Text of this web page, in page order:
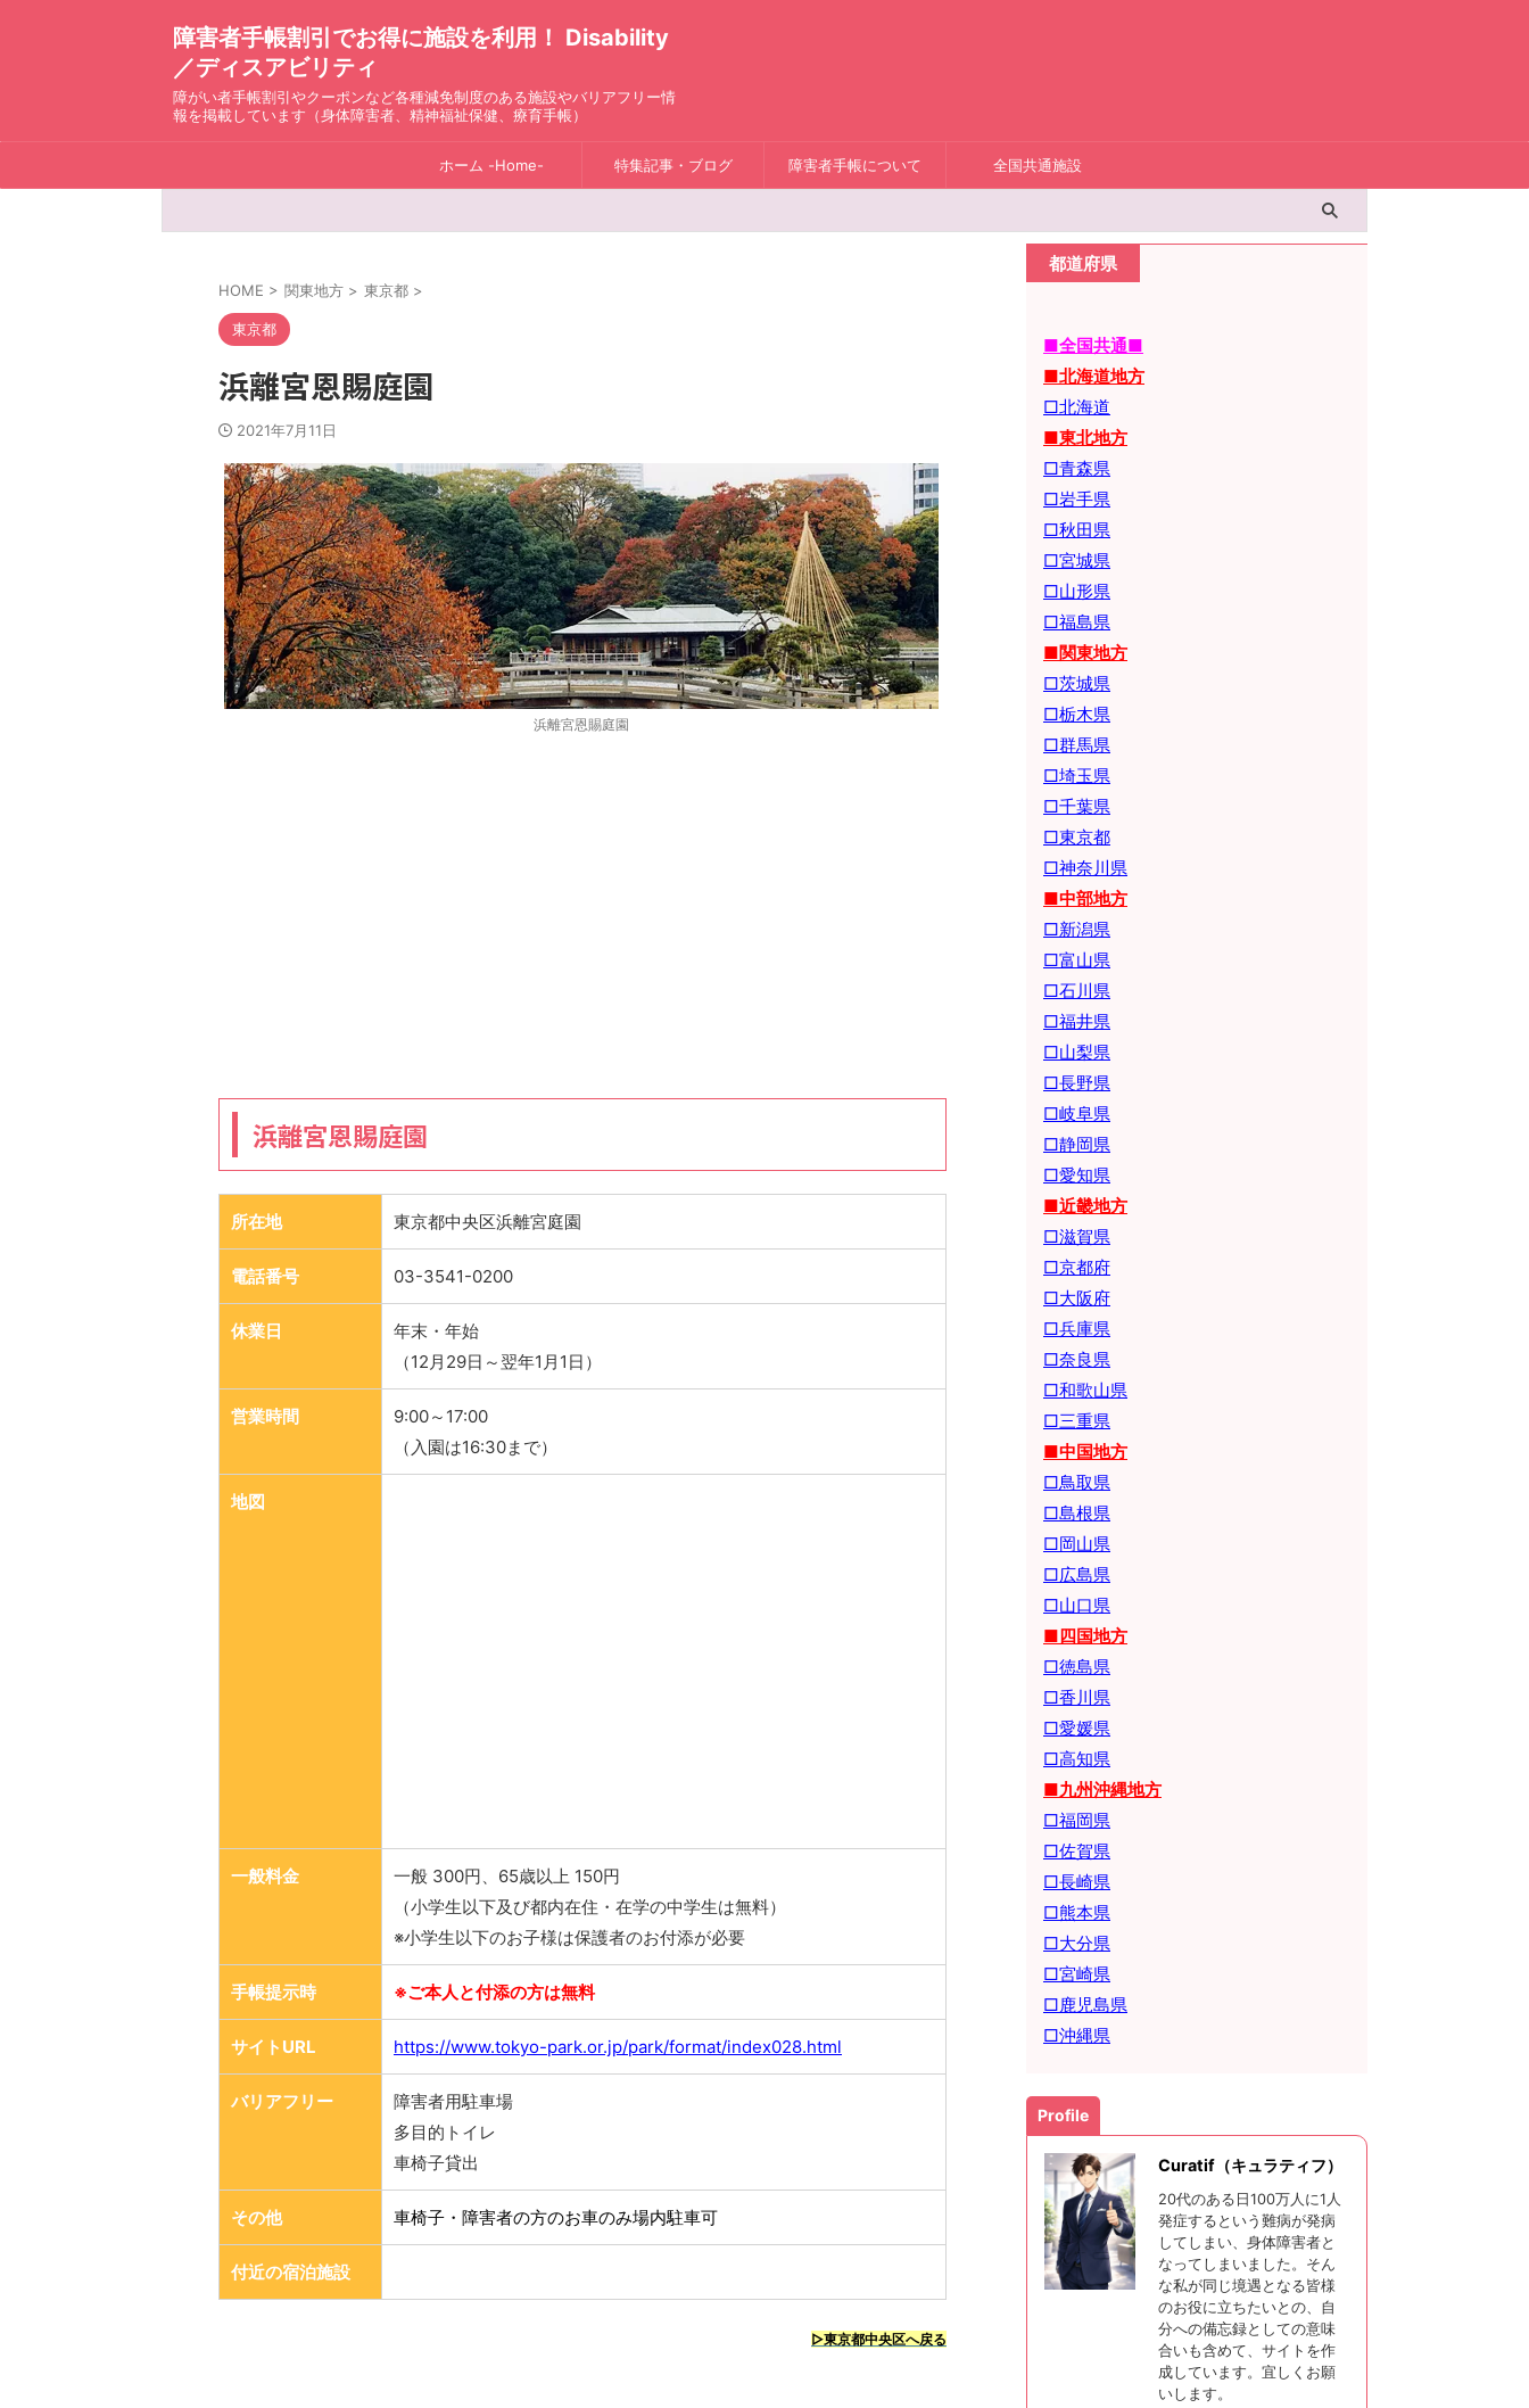
障害者手帳割引でお得に施設を利用！ Disability
／ディスアビリティ
障がい者手帳割引やクーポンなど各種減免制度のある施設やバリアフリー情
報を掲載しています（身体障害者、精神福祉保健、療育手帳）
ホーム -Home- 特集記事・ブログ 障害者手帳について 全国共通施設
HOME > 関東地方 > 東京都 >
東京都
浜離宮恩賜庭園
2021年7月11日
浜離宮恩賜庭園
浜離宮恩賜庭園
所在地 東京都中央区浜離宮庭園
電話番号 03-3541-0200
休業日
年末・年始
（12月29日～翌年1月1日）
営業時間
9:00～17:00
（入園は16:30まで）
地図
一般料金
一般 300円、65歳以上 150円
（小学生以下及び都内在住・在学の中学生は無料）
※小学生以下のお子様は保護者のお付添が必要
手帳提示時 ※ご本人と付添の方は無料
サイトURL https://www.tokyo-park.or.jp/park/format/index028.html
バリアフリー
障害者用駐車場
多目的トイレ
車椅子貸出
その他 車椅子・障害者の方のお車のみ場内駐車可
付近の宿泊施設
▷東京都中央区へ戻る
都道府県
■全国共通■
■北海道地方
□北海道
■東北地方
□青森県
□岩手県
□秋田県
□宮城県
□山形県
□福島県
■関東地方
□茨城県
□栃木県
□群馬県
□埼玉県
□千葉県
□東京都
□神奈川県
■中部地方
□新潟県
□富山県
□石川県
□福井県
□山梨県
□長野県
□岐阜県
□静岡県
□愛知県
■近畿地方
□滋賀県
□京都府
□大阪府
□兵庫県
□奈良県
□和歌山県
□三重県
■中国地方
□鳥取県
□島根県
□岡山県
□広島県
□山口県
■四国地方
□徳島県
□香川県
□愛媛県
□高知県
■九州沖縄地方
□福岡県
□佐賀県
□長崎県
□熊本県
□大分県
□宮崎県
□鹿児島県
□沖縄県
Profile
Curatif（キュラティフ）
20代のある日100万人に1人
発症するという難病が発病
してしまい、身体障害者と
なってしまいました。そん
な私が同じ境遇となる皆様
のお役に立ちたいとの、自
分への備忘録としての意味
合いも含めて、サイトを作
成しています。宜しくお願
いします。